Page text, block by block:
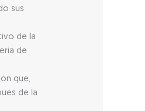
sus
de la
de
que,
de la